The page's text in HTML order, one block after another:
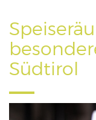
Südtirol